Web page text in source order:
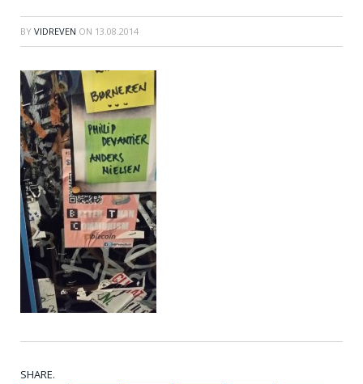
BY VIDREVEN ON 13.08.2014
SHARE.